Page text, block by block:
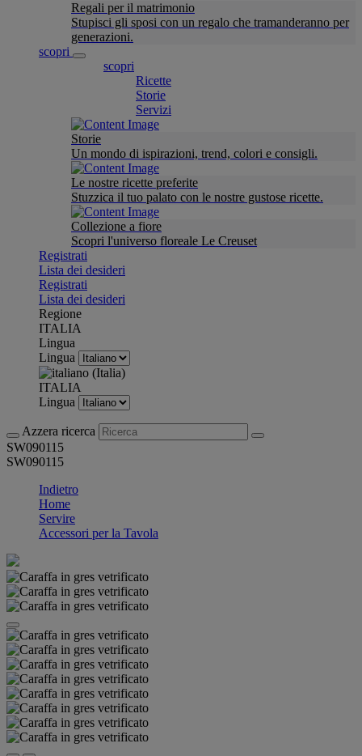
Regali per il matrimonio
Stupisci gli sposi con un regalo che tramanderanno per
generazioni.
scopri
scopri
Ricette
Storie
Servizi
Storie
Un mondo di ispirazioni, trend, colori e consigli.
Le nostre ricette preferite
Stuzzica il tuo palato con le nostre gustose ricette.
Collezione a fiore
Scopri l'universo floreale Le Creuset
Registrati
Lista dei desideri
Registrati
Lista dei desideri
Regione
ITALIA
Lingua
Lingua
ITALIA
Lingua
Azzera ricerca
SW090115
SW090115
Indietro
Home
Servire
Accessori per la Tavola